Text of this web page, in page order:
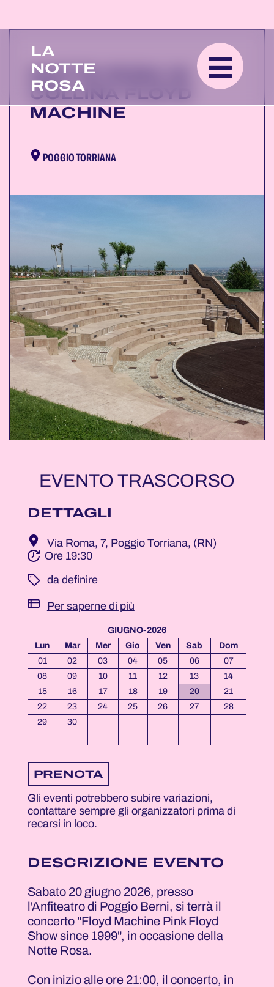
LA
NOTTE
ROSA
NOTTE ROSA IN
COLLINA FLOYD
MACHINE
POGGIO TORRIANA
EVENTO TRASCORSO
DETTAGLI
Via Roma, 7, Poggio Torriana, (RN)
Ore 19:30
­ da definire
Per saperne di più
GIUGNO-2026
Lun
Mar Mer Gio Ven Sab
Dom
01
02 03 04 05 06
07
08
09 10 11 12 13
14
15
16 17 18 19 20
21
22
23 24 25 26 27
28
29
30
PRENOTA
Gli eventi potrebbero subire variazioni,
contattare sempre gli organizzatori prima di
recarsi in loco.
DESCRIZIONE EVENTO
Sabato 20 giugno 2026, presso
l'Anfiteatro di Poggio Berni, si terrà il
concerto "Floyd Machine Pink Floyd
Show since 1999", in occasione della
Notte Rosa.
Con inizio alle ore 21:00, il concerto, in